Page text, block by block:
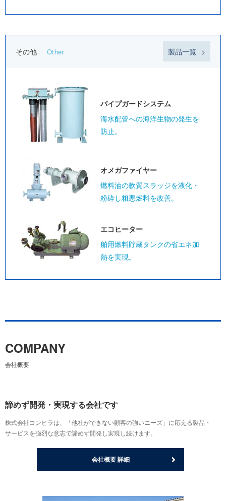
その他 Other 製品一覧
パイプガードシステム
海水配管への海洋生物の発生を
防止。
オメガファイヤー
燃料油の軟質スラッジを液化・
粉砕し粗悪燃料を改善。
エコヒーター
舶用燃料貯蔵タンクの省エネ加
熱を実現。
COMPANY
会社概要
諦めず開発・実現する会社です
株式会社コンヒラは、「他社ができない顧客の強いニーズ」に応える製品・
サービスを強烈な意志で諦めず開発し実現し続けます。
会社概要 詳細